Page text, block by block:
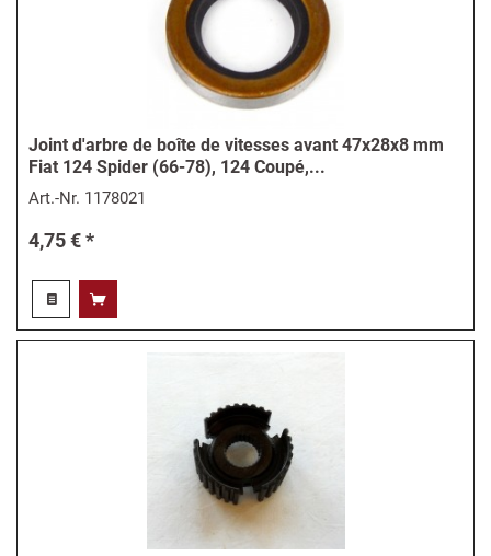
Joint d'arbre de boîte de vitesses avant 47x28x8 mm
Fiat 124 Spider (66-78), 124 Coupé,...
Art.-Nr. 1178021
4,75 € *